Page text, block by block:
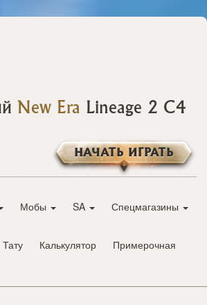
New Era Lineage 2 C4
НАЧАТЬ ИГРАТЬ
Мобы SA Спецмагазины
Тату Калькулятор Примерочная